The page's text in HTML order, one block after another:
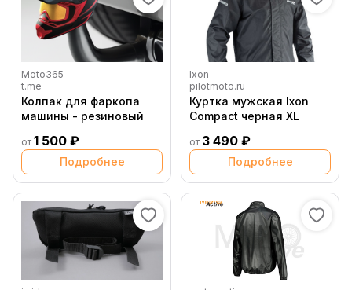
Moto365
t.me
Колпак для фаркопа
машины - резиновый
от 1 500 ₽
Подробнее
Ixon
pilotmoto.ru
Куртка мужская Ixon
Compact черная XL
от 3 490 ₽
Подробнее